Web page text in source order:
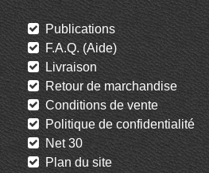
Publications
F.A.Q. (Aide)
Livraison
Retour de marchandise
Conditions de vente
Politique de confidentialité
Net 30
Plan du site